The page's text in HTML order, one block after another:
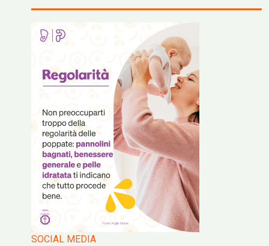
SOCIAL MEDIA